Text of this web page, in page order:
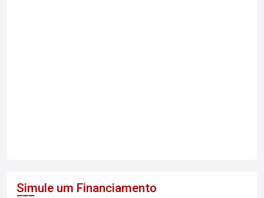
Simule um Financiamento